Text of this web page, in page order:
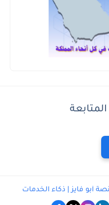
أبو فايز | ذكاء الخدمات